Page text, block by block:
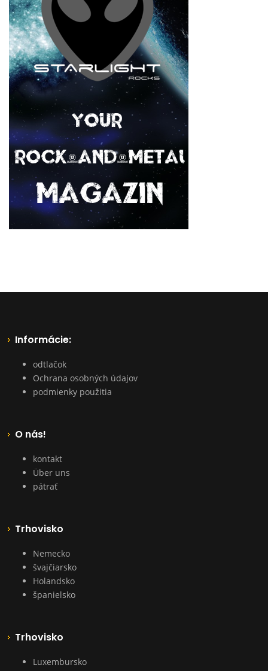
Informácie:
odtlačok
Ochrana osobných údajov
podmienky použitia
O nás!
kontakt
Über uns
pátrať
Trhovisko
Nemecko
švajčiarsko
Holandsko
španielsko
Trhovisko
Luxembursko